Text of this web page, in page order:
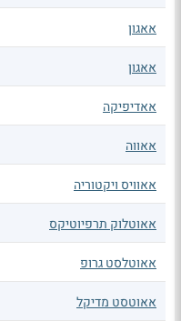
אאגון
אאגון
אאדיפיקה
אאווה
אאוויס ויקטוריה
אאוטלוק תרפיוטיקס
אאוטלסט גרופ
אאוטסט מדיקל